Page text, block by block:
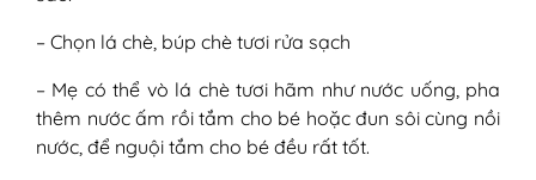
– Chọn lá chè, búp chè tươi rửa sạch
– Mẹ có thể vò lá chè tươi hãm như nước uống, pha
thêm nước ấm rồi tắm cho bé hoặc đun sôi cùng nồi
nước, để nguội tắm cho bé đều rất tốt.